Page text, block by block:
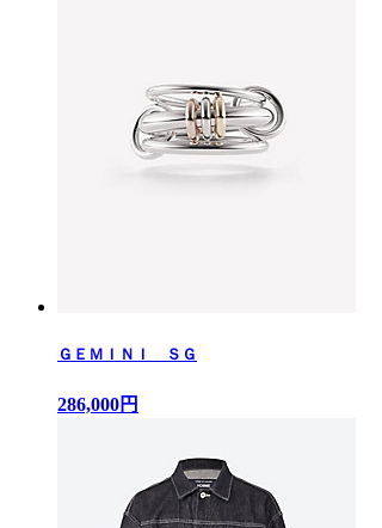
ＧＥＭＩＮＩ ＳＧ
286,000円